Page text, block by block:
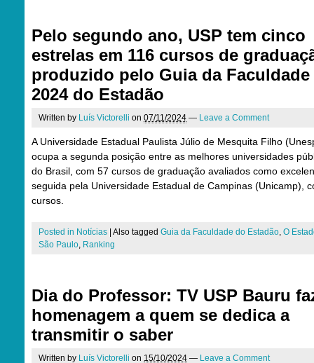
Pelo segundo ano, USP tem cinco
estrelas em 116 cursos de
produzido pelo Guia da Faculdade
2024 do Estadão
Written by Luís Victorelli on 07/11/2024 — Leave a Comment
A Universidade Estadual Paulista Júlio de Mesquita Filho
ocupa a segunda posição entre as melhores universidades
do Brasil, com 57 cursos de graduação avaliados como
seguida pela Universidade Estadual de Campinas (Unicamp),
cursos.
Posted in Notícias Also tagged Guia da Faculdade do Estadão, O
São Paulo, Ranking
Dia do Professor: TV USP Bauru
homenagem a quem se dedica a
transmitir o saber
Written by Luís Victorelli on 15/10/2024 — Leave a Comment